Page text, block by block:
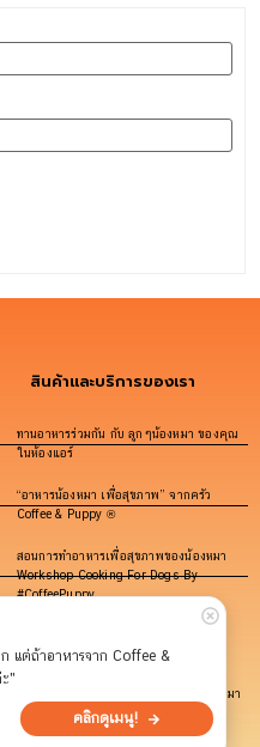
สินค้าและบริการของเรา
ทานอาหารร่วมกัน กับ ลูกๆน้องหมา ของคุณ
ในห้องแอร์
“อาหารน้องหมา เพื่อสุขภาพ” จากครัว
Coffee & Puppy ®
สอนการทำอาหารเพื่อสุขภาพของน้องหมา
Workshop Cooking For Dogs By
#CoffeePuppy
สถานที่
DOG MASTERCHEF – เชฟอาหารน้องหมา
here!
แต่ถ้าอาหารจาก Coffee &
"
คลิกดูเมนู!